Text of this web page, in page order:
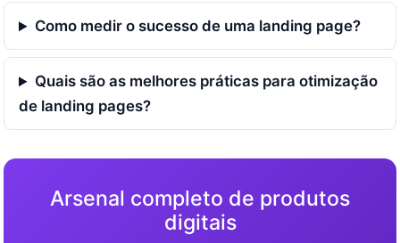
Como medir o sucesso de uma landing page?
Quais são as melhores práticas para otimização
de landing pages?
Arsenal completo de produtos
digitais